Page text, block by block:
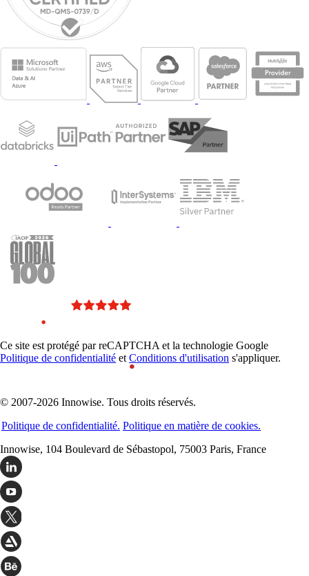
Ce site est protégé par reCAPTCHA et la technologie Google
Politique de confidentialité etConditions d'utilisation s'appliquer.
© 2007-2026 Innowise. Tous droits réservés.
Politique de confidentialité. Politique en matière de cookies.
Innowise, 104 Boulevard de Sébastopol, 75003 Paris, France